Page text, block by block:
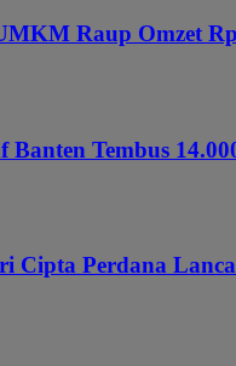
Raup Omzet
Tembus
Cipta Perdana